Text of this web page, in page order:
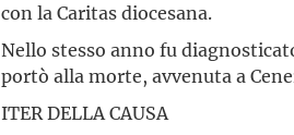
con la Caritas diocesana.
Nello stesso anno fu
portò alla morte, avvenuta a
ITER DELLA CAUSA